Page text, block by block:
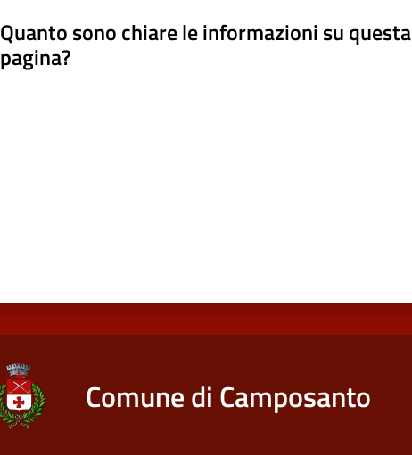
Quanto sono chiare le informazioni su questa
pagina?
Comune di Camposanto